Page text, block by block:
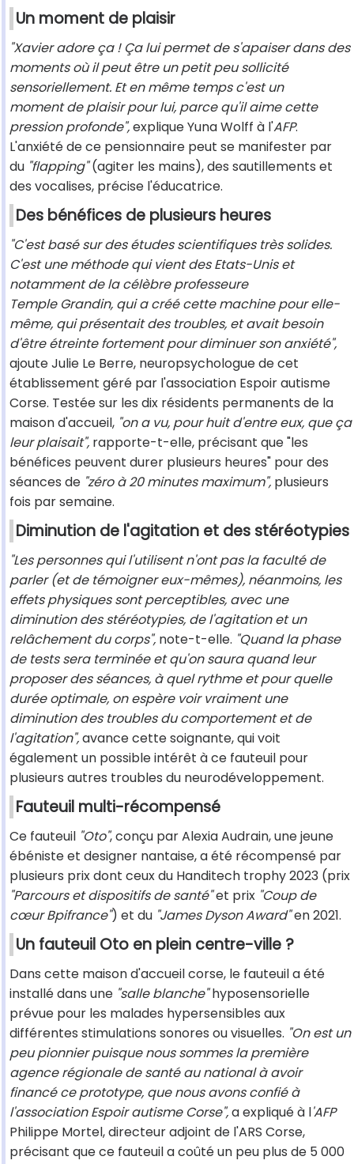
Un moment de plaisir
"Xavier adore ça ! Ça lui permet de s'apaiser dans des
moments où il peut être un petit peu sollicité
sensoriellement. Et en même temps c'est un
moment de plaisir pour lui, parce qu'il aime cette
pression profonde",explique Yuna Wolff à l'AFP.
L'anxiété de ce pensionnaire peut se manifester par
du "flapping"(agiter les mains), des sautillements et
des vocalises, précise l'éducatrice.
Des bénéfices de plusieurs heures
"C'est basé sur des études scientifiques très solides.
C'est une méthode qui vient des Etats-Unis et
notamment de la célèbre professeure
Temple Grandin, qui a créé cette machine pour elle-
même, qui présentait des troubles, et avait besoin
d'être étreinte fortement pour diminuer son anxiété",
ajoute Julie Le Berre, neuropsychologue de cet
établissement géré par l'association Espoir autisme
Corse. Testée sur les dix résidents permanents de la
maison d'accueil, "on a vu, pour huit d'entre eux, que ça
leur plaisait", rapporte-t-elle, précisant que "les
bénéfices peuvent durer plusieurs heures" pour des
séances de "zéro à 20 minutes maximum", plusieurs
fois par semaine.
Diminution de l'agitation et des stéréotypies
"Les personnes qui l'utilisent n'ont pas la faculté de
parler (et de témoigner eux-mêmes), néanmoins, les
effets physiques sont perceptibles, avec une
diminution des stéréotypies, de l'agitation et un
relâchement du corps", note-t-elle. "Quand la phase
de tests sera terminée et qu'on saura quand leur
proposer des séances, à quel rythme et pour quelle
durée optimale, on espère voir vraiment une
diminution des troubles du comportement et de
l'agitation",avance cette soignante, qui voit
également un possible intérêt à ce fauteuil pour
plusieurs autres troubles du neurodéveloppement.
Fauteuil multi-récompensé
Ce fauteuil "Oto", conçu par Alexia Audrain, une jeune
ébéniste et designer nantaise, a été récompensé par
plusieurs prix dont ceux du Handitech trophy 2023 (prix
"Parcours et dispositifs de santé"et prix "Coup de
cœur Bpifrance") et du "James Dyson Award"en 2021.
Un fauteuil Oto en plein centre-ville ?
Dans cette maison d'accueil corse, le fauteuil a été
installé dans une "salle blanche"hyposensorielle
prévue pour les malades hypersensibles aux
différentes stimulations sonores ou visuelles. "On est un
peu pionnier puisque nous sommes la première
agence régionale de santé au national à avoir
financé ce prototype, que nous avons confié à
l'association Espoir autisme Corse",a expliqué à l'AFP
Philippe Mortel, directeur adjoint de l'ARS Corse,
précisant que ce fauteuil a coûté un peu plus de 5 000